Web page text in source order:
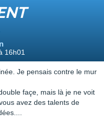
16h01
Je pensais contre le mur
façe, mais là je ne voit
avez des talents de